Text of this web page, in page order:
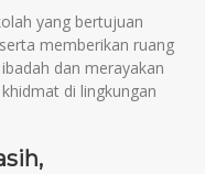
yang bertujuan
memberikan ruang
dan merayakan
di lingkungan